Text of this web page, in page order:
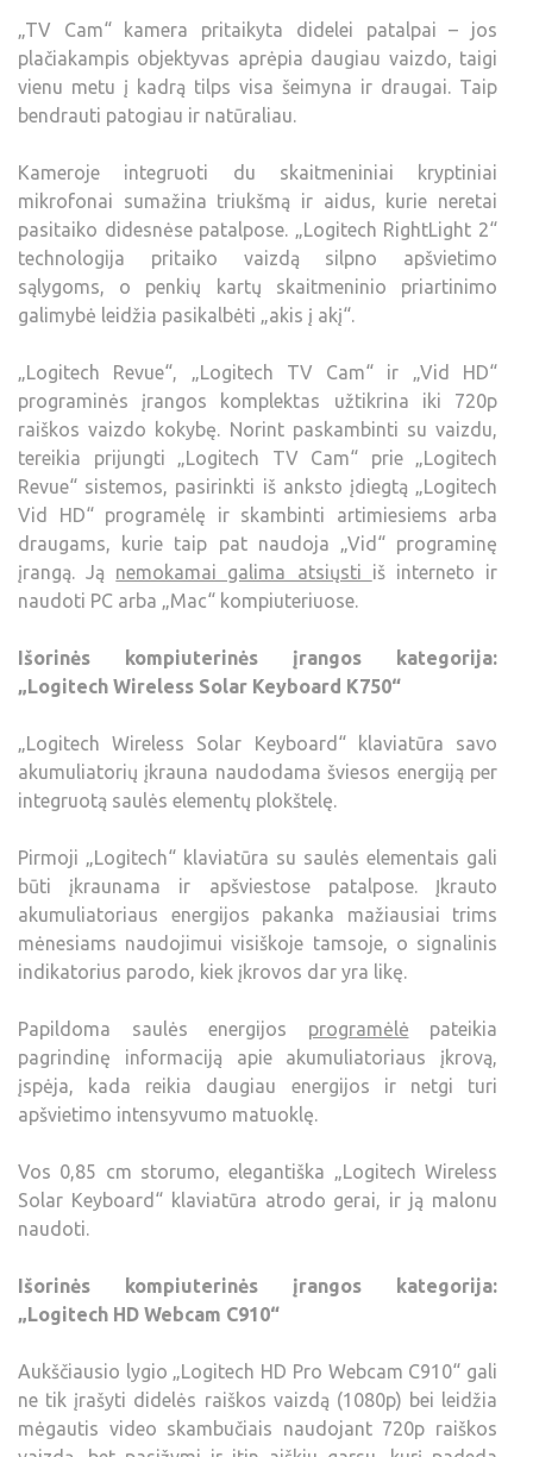
„TV Cam“ kamera pritaikyta didelei patalpai – jos
plačiakampis objektyvas aprėpia daugiau vaizdo, taigi
vienu metu į kadrą tilps visa šeimyna ir draugai. Taip
bendrauti patogiau ir natūraliau.
Kameroje integruoti du skaitmeniniai kryptiniai
mikrofonai sumažina triukšmą ir aidus, kurie neretai
pasitaiko didesnėse patalpose. „Logitech RightLight 2“
technologija pritaiko vaizdą silpno apšvietimo
sąlygoms, o penkių kartų skaitmeninio priartinimo
galimybė leidžia pasikalbėti „akis į akį“.
„Logitech Revue“, „Logitech TV Cam“ ir „Vid HD“
programinės įrangos komplektas užtikrina iki 720p
raiškos vaizdo kokybę. Norint paskambinti su vaizdu,
tereikia prijungti „Logitech TV Cam“ prie „Logitech
Revue“ sistemos, pasirinkti iš anksto įdiegtą „Logitech
Vid HD“ programėlę ir skambinti artimiesiems arba
draugams, kurie taip pat naudoja „Vid“ programinę
įrangą. Ją nemokamai galima atsiųsti iš interneto ir
naudoti PC arba „Mac“ kompiuteriuose.
Išorinės kompiuterinės įrangos kategorija:
„Logitech Wireless Solar Keyboard K750“
„Logitech Wireless Solar Keyboard“ klaviatūra savo
akumuliatorių įkrauna naudodama šviesos energiją per
integruotą saulės elementų plokštelę.
Pirmoji „Logitech“ klaviatūra su saulės elementais gali
būti įkraunama ir apšviestose patalpose. Įkrauto
akumuliatoriaus energijos pakanka mažiausiai trims
mėnesiams naudojimui visiškoje tamsoje, o signalinis
indikatorius parodo, kiek įkrovos dar yra likę.
Papildoma saulės energijos programėlė pateikia
pagrindinę informaciją apie akumuliatoriaus įkrovą,
įspėja, kada reikia daugiau energijos ir netgi turi
apšvietimo intensyvumo matuoklę.
Vos 0,85 cm storumo, elegantiška „Logitech Wireless
Solar Keyboard“ klaviatūra atrodo gerai, ir ją malonu
naudoti.
Išorinės kompiuterinės įrangos kategorija:
„Logitech HD Webcam C910“
Aukščiausio lygio „Logitech HD Pro Webcam C910“ gali
ne tik įrašyti didelės raiškos vaizdą (1080p) bei leidžia
mėgautis video skambučiais naudojant 720p raiškos